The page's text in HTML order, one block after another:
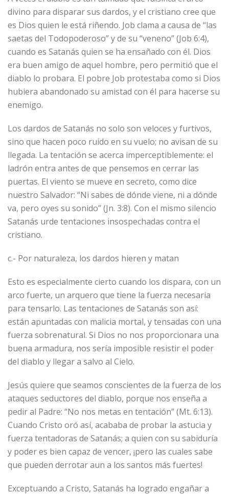
divino para disparar sus dardos, y el cristiano cree que
es Dios quien le está riñendo. Job clama a causa de “las
saetas del Todopoderoso” y de su “veneno” (Job 6:4),
cuando es Satanás quien se ha ensañado con él. Dios
era buen amigo de aquel hombre, pero permitió que el
diablo lo probara. El pobre Job protestaba como si Dios
hubiera abandonado su amistad con él para hacerse su
enemigo.
Los dardos de Satanás no solo son veloces y furtivos,
sino que hacen poco ruido en su vuelo; no avisan de su
llegada. La tentación se acerca imperceptiblemente: el
ladrón entra antes de que pensemos en cerrar las
puertas. El viento se mueve en secreto, como dice
nuestro Salvador: “Ni sabes de dónde viene, ni a dónde
va, pero oyes su sonido” (Jn. 3:8). Con el mismo silencio
Satanás urde tentaciones insospechadas contra el
cristiano.
c.- Por naturaleza, los dardos hieren y matan
Esto es especialmente cierto cuando los dispara, con un
arco fuerte, un arquero que tiene la fuerza necesaria
para tensarlo. Las tentaciones de Satanás son así:
están apuntadas con malicia mortal, y tensadas con una
fuerza sobrenatural. Si Dios no nos proporcionara una
buena armadura, nos sería imposible resistir el poder
del diablo y llegar a salvo al Cielo.
Jesús quiere que seamos conscientes de la fuerza de los
ataques seductores del diablo, porque nos enseña a
pedir al Padre: “No nos metas en tentación” (Mt. 6:13).
Cuando Cristo oró así, acababa de probar la astucia y
fuerza tentadoras de Satanás; a quien con su sabiduría
y poder es bien capaz de vencer, ¡pero las cuales sabe
que pueden derrotar aun a los santos más fuertes!
Exceptuando a Cristo, Satanás ha logrado engañar a